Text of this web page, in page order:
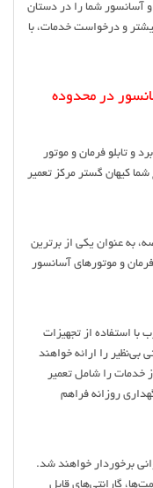
و آسانسور شما را در دستان
و درخواست خدمات، با
در محدوده
و تابلو فرمان و موتور
کیهان گستر مرکز تعمیر
در این عرصه، به عنوان یکی از برترین
و موتورهای آسانسور
استفاده از تجهیزات
بی‌نظیر را ارائه خواهند
خدمات را شامل تعمیر
روزانه فراهم
برخوردار خواهند شد.
گارانتی‌های قابل